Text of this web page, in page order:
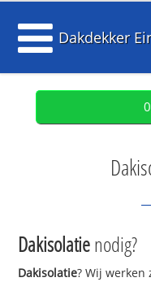
Dakdekker
Dakisolatienodig?
Dakisolatie? Wij